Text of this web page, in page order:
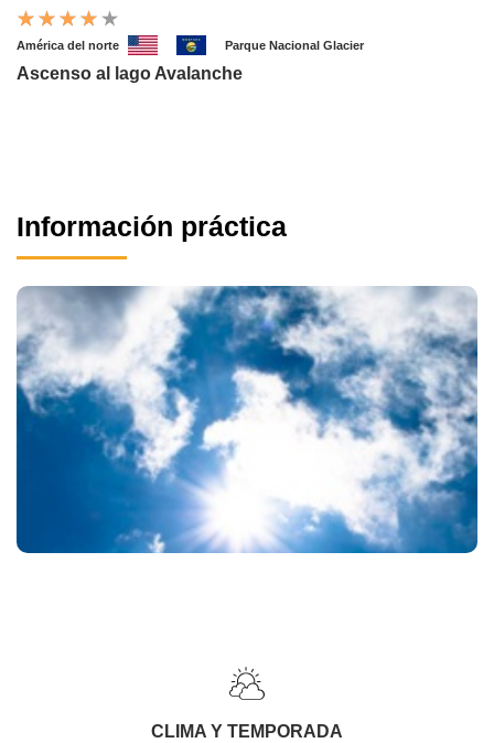
América del norte Parque Nacional Glacier
Ascenso al lago Avalanche
Información práctica
CLIMA Y TEMPORADA